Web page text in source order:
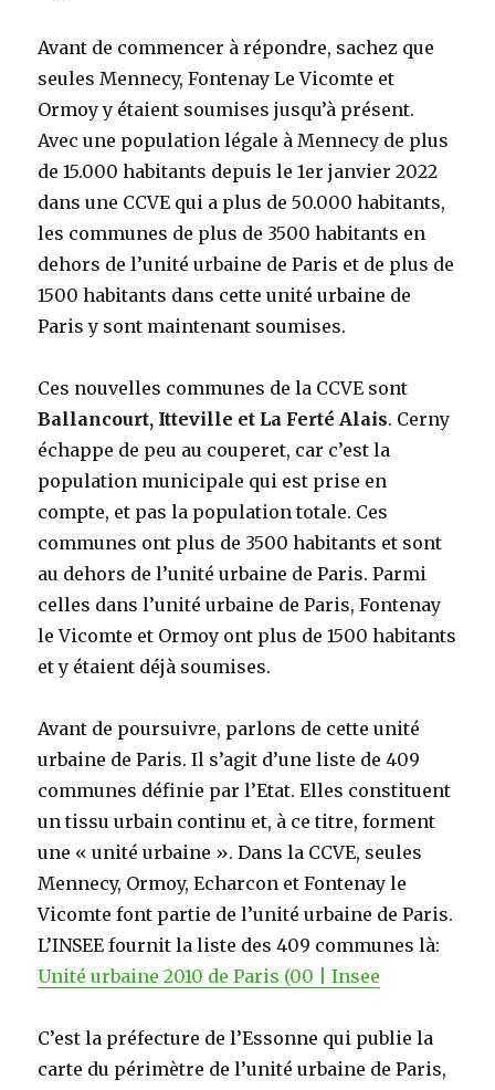
Avant de commencer à répondre, sachez que
seules Mennecy, Fontenay Le Vicomte et
Ormoy y étaient soumises jusqu’à présent.
Avec une population légale à Mennecy de plus
de 15.000 habitants depuis le 1er janvier 2022
dans une CCVE qui a plus de 50.000 habitants,
les communes de plus de 3500 habitants en
dehors de l’unité urbaine de Paris et de plus de
1500 habitants dans cette unité urbaine de
Paris y sont maintenant soumises.
Ces nouvelles communes de la CCVE sont
Ballancourt, Itteville et La Ferté Alais. Cerny
échappe de peu au couperet, car c’est la
population municipale qui est prise en
compte, et pas la population totale. Ces
communes ont plus de 3500 habitants et sont
au dehors de l’unité urbaine de Paris. Parmi
celles dans l’unité urbaine de Paris, Fontenay
le Vicomte et Ormoy ont plus de 1500 habitants
et y étaient déjà soumises.
Avant de poursuivre, parlons de cette unité
urbaine de Paris. Il s’agit d’une liste de 409
communes définie par l’Etat. Elles constituent
un tissu urbain continu et, à ce titre, forment
une « unité urbaine ». Dans la CCVE, seules
Mennecy, Ormoy, Echarcon et Fontenay le
Vicomte font partie de l’unité urbaine de Paris.
L’INSEE fournit la liste des 409 communes là:
Unité urbaine 2010 de Paris (00 | Insee
C’est la préfecture de l’Essonne qui publie la
carte du périmètre de l’unité urbaine de Paris,